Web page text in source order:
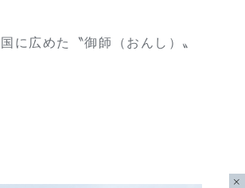
に広めた〝御師（おんし）〟